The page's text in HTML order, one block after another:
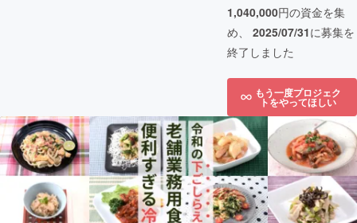
1,040,000円の資金を集
め、 2025/07/31に募集を
終了しました
もう一度プロジェク
トをやってほしい